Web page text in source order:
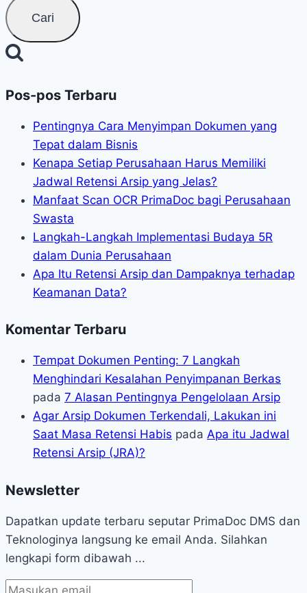
Pos-pos Terbaru
Pentingnya Cara Menyimpan Dokumen yang
Tepat dalam Bisnis
Kenapa Setiap Perusahaan Harus Memiliki
Jadwal Retensi Arsip yang Jelas?
Manfaat Scan OCR PrimaDoc bagi Perusahaan
Swasta
Langkah-Langkah Implementasi Budaya 5R
dalam Dunia Perusahaan
Apa Itu Retensi Arsip dan Dampaknya terhadap
Keamanan Data?
Komentar Terbaru
Tempat Dokumen Penting: 7 Langkah
Menghindari Kesalahan Penyimpanan Berkas
pada 7 Alasan Pentingnya Pengelolaan Arsip
Agar Arsip Dokumen Terkendali, Lakukan ini
Saat Masa Retensi Habis pada Apa itu Jadwal
Retensi Arsip (JRA)?
Newsletter
Dapatkan update terbaru seputar PrimaDoc DMS dan
Teknologinya langsung ke email Anda. Silahkan
lengkapi form dibawah ...